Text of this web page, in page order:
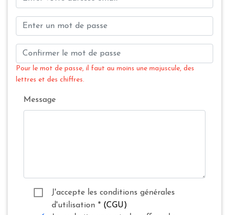
Pour le mot de passe, il faut au moins une majuscule, des
lettres et des chiffres.
Message
J'accepte les conditions générales
d'utilisation * (CGU)